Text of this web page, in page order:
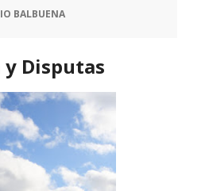
BALBUENA
Disputas